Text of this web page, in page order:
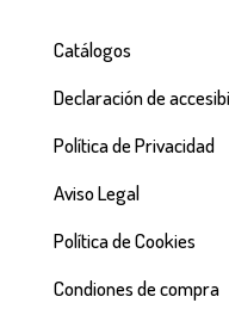
Catálogos
Declaración de
Política de Privacidad
Aviso Legal
Política de Cookies
Condiones de compra